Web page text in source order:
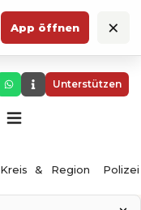
App öffnen ×
Unterstützen
Kreis & Region Polizei